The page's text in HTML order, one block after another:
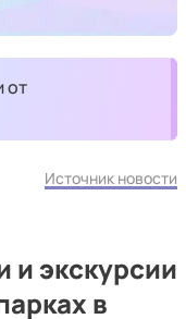
от
Источник новости
и экскурсии
в